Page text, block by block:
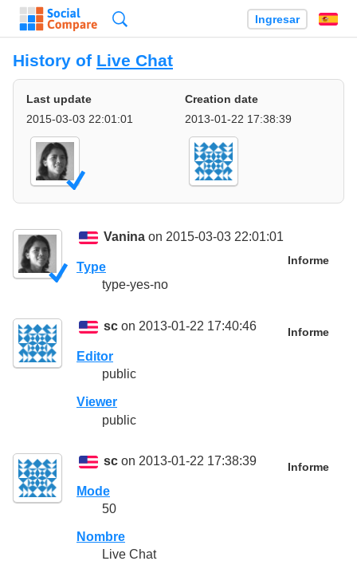
Ingresar
History of Live Chat
Last update
2015-03-03 22:01:01
Creation date
2013-01-22 17:38:39
Vanina on 2015-03-03 22:01:01
Informe
Type
type-yes-no
sc on 2013-01-22 17:40:46 Informe
Editor
public
Viewer
public
sc on 2013-01-22 17:38:39 Informe
Mode
50
Nombre
Live Chat